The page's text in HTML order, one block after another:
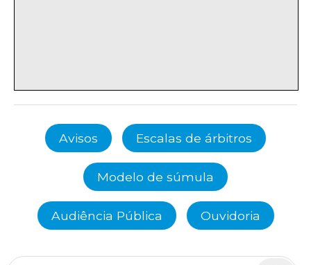
Avisos Escalas de árbitros
Modelo de súmula
Audiência Pública Ouvidoria